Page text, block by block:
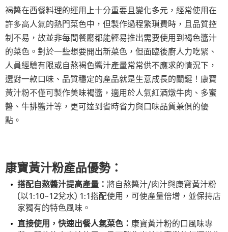
褐醬在西餐料理的運用上十分重要且變化多元，經常使用在
許多高人氣的熱門菜色中，但製作過程繁瑣費時，且品質控
制不易，故並非每間餐廳都能輕易推出需要使用到褐色醬汁
的菜色。對於一些想要開出新菜色，但面臨後廚人力吃緊、
人員經驗有限或自熬褐色醬汁產量常常供不應求的情況下，
選對一款口味、品質穩定的產品就是生意成長的關鍵！康寶
黃汁粉不僅可製作美味褐醬，適用於人氣紅酒燉牛肉、多蜜
醬、牛排醬汁等，更可達到省時省力與口味品質兼俱的優
點。
康寶黃汁粉產品優勢：
搭配自熬醬汁提高產量： 將自熬醬汁/肉汁與康寶黃汁粉
(以1:10~12兌水) 1:1搭配使用，可使產量倍增，並保持店
家獨有的特色風味。
直接使用，快速出餐人氣菜色： 康寶黃汁粉的口風味專